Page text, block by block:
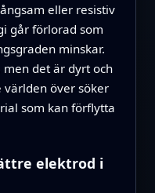
eller resistiv
går förlorad som
minskar.
det är dyrt och
över söker
som kan förflytta
elektrod i